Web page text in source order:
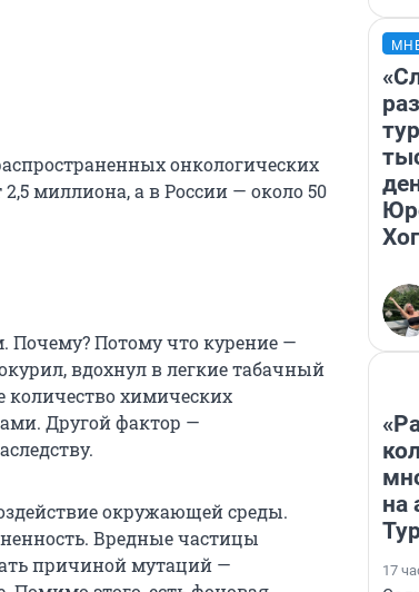
онкологических
миллиона, а в России — около 50
Почему? Потому что курение —
вдохнул в легкие табачный
химических
Другой фактор —
окружающей среды.
Вредные частицы
причиной мутаций —
на
17